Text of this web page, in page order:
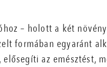
– holott a két
formában egyaránt
az emésztést,